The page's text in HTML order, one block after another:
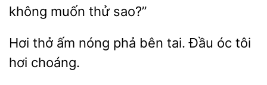
không muốn thử sao?”
Hơi thở
phả bên tai. Đầu óc tôi
hơi